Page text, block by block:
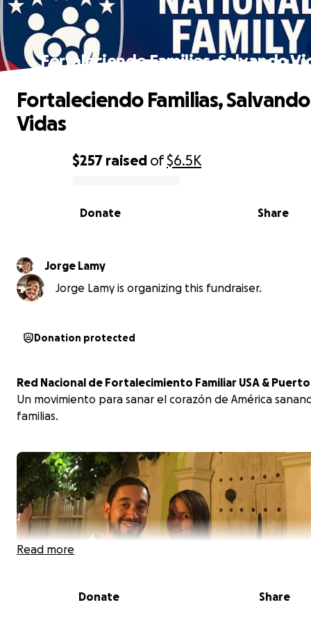
Fortaleciendo Familias, Salvando
0% complete
$257 raised of$6.5K
Share
Donate
Fortaleciendo Familias, Salvando
Vidas
Jorge Lamy
Jorge Lamy is organizing this fundraiser.
Donation protected
Red Nacional de Fortalecimiento Familiar USA &
Un movimiento para sanar el corazón de América
familias.
Read more
Donate Share